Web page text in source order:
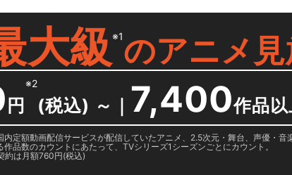
大級 ※1のアニメ
円
※2
(税込) ～ ｜ 7,400作品
定額動画配信サービスが配信していたアニメ、2.5次元・舞台、声優・
品数のカウントにあたって、TVシリーズ1シーズンごとにカウント。
約は月額760円(税込)